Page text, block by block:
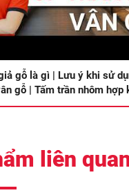
gỗ là gì | Lưu ý khi sử
gỗ | Tấm trần nhôm hợp
liên